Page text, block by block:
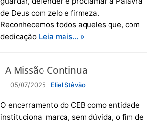
de Deus com zelo e firmeza.
Reconhecemos todos aqueles que, com
dedicação Leia mais… »
A Missão Continua
05/07/2025 Eliel Stêvão
O encerramento do CEB como entidade
institucional marca, sem dúvida, o fim de